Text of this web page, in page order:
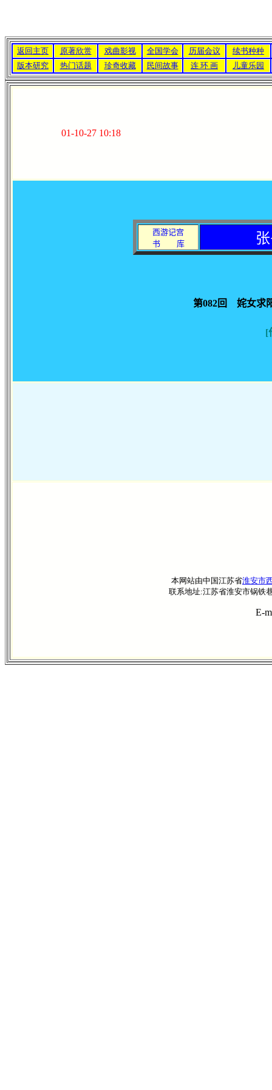
返回主页 原著欣赏 戏曲影视 全国学会 历届会议
续书种种
版本研究
热门话题 珍奇收藏 民间故事 连 环 画 儿童乐园
01-10-27 10:18
西游记宫
书
库
第082回
[
本网站由中国江苏省淮安市
联系地址:江苏省淮安市锅
E-